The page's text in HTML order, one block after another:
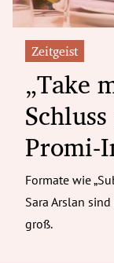
Zeitgeist
„Take
Promi-
Formate wie
Sara Arslan
groß.